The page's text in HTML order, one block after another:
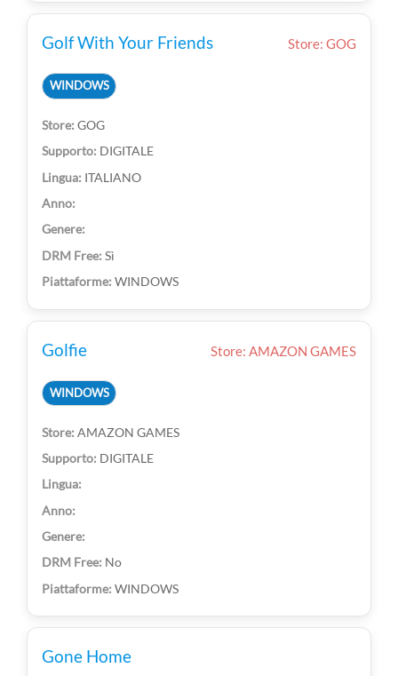
Golf With Your Friends Store: GOG
WINDOWS
GOG
DIGITALE
ITALIANO
Sì
WINDOWS
Golfie Store: AMAZON GAMES
WINDOWS
AMAZON GAMES
DIGITALE
No
WINDOWS
Gone Home